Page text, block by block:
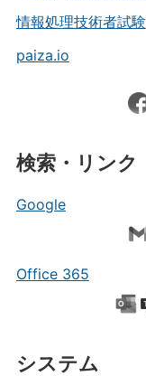
情報処理技術者試験
paiza.io
検索・リンク
Google
Office 365
システム